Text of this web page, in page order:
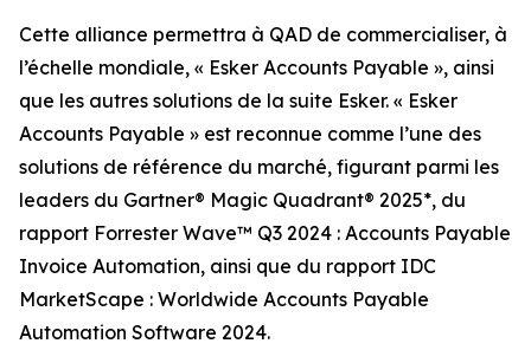
Cette alliance permettra à QAD de commercialiser, à
l’échelle mondiale, « Esker Accounts Payable », ainsi
que les autres solutions de la suite Esker. « Esker
Accounts Payable » est reconnue comme l’une des
solutions de référence du marché, figurant parmi les
leaders du Gartner® Magic Quadrant® 2025*, du
rapport Forrester Wave™ Q3 2024 : Accounts Payable
Invoice Automation, ainsi que du rapport IDC
MarketScape : Worldwide Accounts Payable
Automation Software 2024.